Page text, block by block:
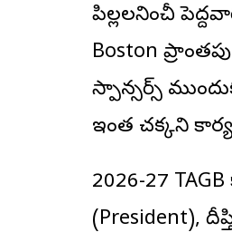
పిల్లలనించీ
Boston
స్పాన్సర్స్
ఇంత చక్కని
2026-27
(President),